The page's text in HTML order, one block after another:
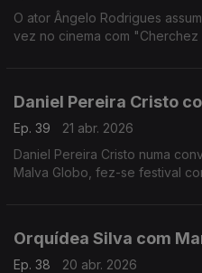
O ator Ângelo Rodrigues
vez no cinema com "Cherchez
Daniel Pereira Cristo
Ep. 39
21 abr. 2026
Daniel Pereira Cristo numa
Malva Globo, fez-se festival
Orquídea Silva com
Ep. 38
20 abr. 2026